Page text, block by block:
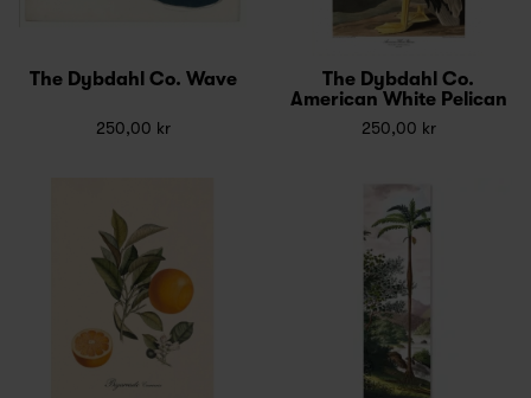
The Dybdahl Co. Wave
250,00 kr
The Dybdahl Co.
American White Pelican
250,00 kr